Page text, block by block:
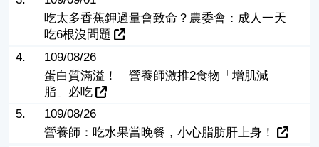
吃太多香蕉鉀過量會致命？農委會：成人一天
吃6根沒問題
4.
109/08/26
蛋白質滿溢！ 營養師激推2食物「增肌減
脂」必吃
5.
109/08/26
營養師：吃水果當晚餐，小心脂肪肝上身！